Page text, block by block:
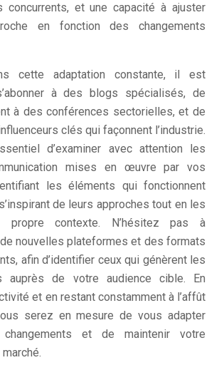
concurrents, et une capacité à ajuster
en fonction des changements
cette adaptation constante, il est
à des blogs spécialisés, de
à des conférences sectorielles, et de
clés qui façonnent l’industrie.
d’examiner avec attention les
mises en œuvre par vos
les éléments qui fonctionnent
de leurs approches tout en les
propre contexte. N’hésitez pas à
nouvelles plateformes et des formats
afin d’identifier ceux qui génèrent les
auprès de votre audience cible. En
et en restant constamment à l’affût
serez en mesure de vous adapter
changements et de maintenir votre